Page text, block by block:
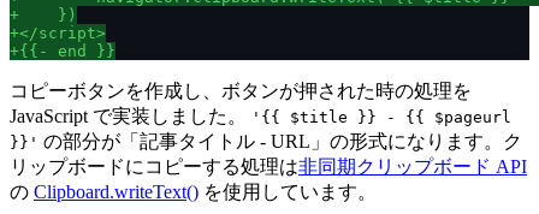
コピーボタンを作成し、ボタンが押された時の処理を
JavaScript で実装しました。
'{{ $title }} - {{ $pageurl
}}' の部分が「記事タイトル - URL」の形式になります。ク
リップボードにコピーする処理は非同期クリップボード API
の Clipboard.writeText() を使用しています。